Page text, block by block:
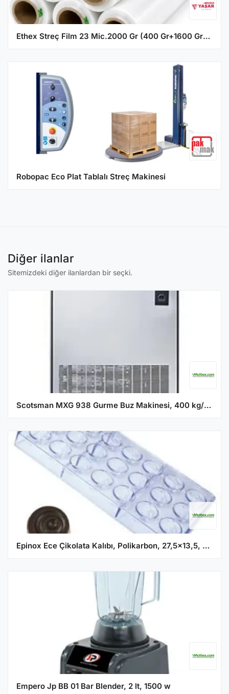
Ethex Streç Film 23 Mic.2000 Gr (400 Gr+1600 Gr) - 6'lı Paket
Robopac Eco Plat Tablalı Streç Makinesi
Diğer ilanlar
Sitemizdeki diğer ilanlardan bir seçki.
Scotsman MXG 938 Gurme Buz Makinesi, 400 kg/gün Kapasiteli, Saklama Haznesiz
Epinox Ece Çikolata Kalıbı, Polikarbon, 27,5x13,5, Ecp 17
Empero Jp BB 01 Bar Blender, 2 lt, 1500 w